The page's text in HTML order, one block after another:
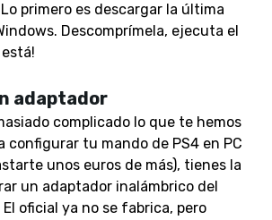
Lo primero es descargar la última
Descomprímela, ejecuta el
adaptador
complicado lo que te hemos
configurar tu mando de PS4 en PC
unos euros de más), tienes la
un adaptador inalámbrico del
oficial ya no se fabrica, pero